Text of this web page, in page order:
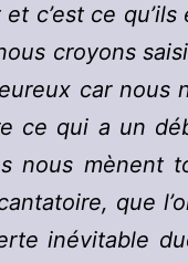
c’est ce
croyons
car nous
ce qui a un
nous mènent
que
inévitable